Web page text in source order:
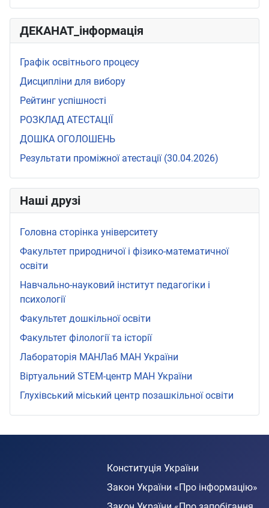
ДЕКАНАТ_інформація
Графік освітнього процесу
Дисципліни для вибору
Рейтинг успішності
РОЗКЛАД АТЕСТАЦІЇ
ДОШКА ОГОЛОШЕНЬ
Результати проміжної атестації (30.04.2026)
Наші друзі
Головна сторінка університету
Факультет природничої і фізико-математичної
освіти
Навчально-науковий інститут педагогіки і
психології
Факультет дошкільної освіти
Факультет філології та історії
Лабораторія МАНЛаб МАН України
Віртуальний STEМ-центр МАН України
Глухівський міський центр позашкільної освіти
Конституція України
Закон України «Про інформацію»